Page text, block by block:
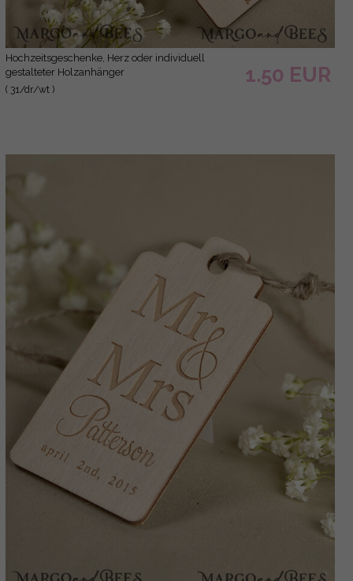
Hochzeitsgeschenke, Herz oder individuell
gestalteter Holzanhänger
( 31/dr/wt )
1.50 EUR